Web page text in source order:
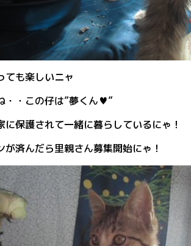
ても楽しいニャ
・・この仔は”夢くん♥”
に保護されて一緒に暮らしているにゃ！
が済んだら里親さん募集開始にゃ！